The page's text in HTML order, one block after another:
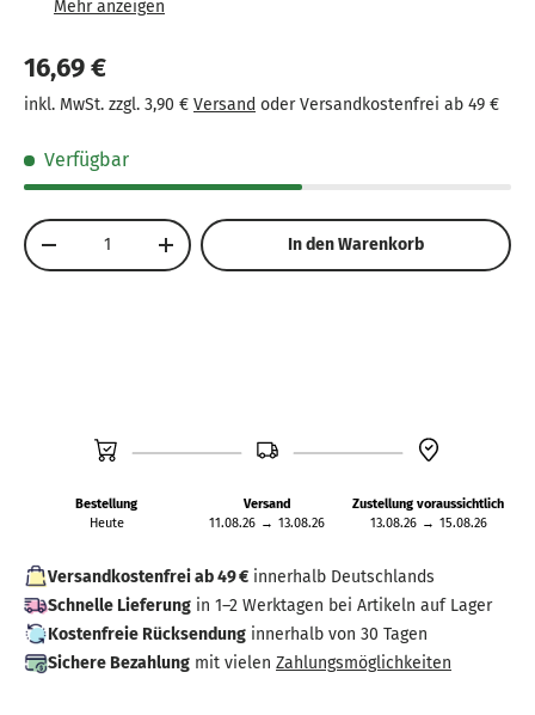
Lebensdauer.
Kompakte Größe von 27,9 x 27,9 cm, ideal für den
Tisch zu Hause.
Entwicklung von Geduld und Taktik.
16,69 €
inkl. MwSt. zzgl. 3,90 € Versand oder Versandkostenfrei ab 49 €
Verfügbar
Anzahl
-
+ In den Warenkorb
Bestellung
Heute
Versand
11.08.26 → 13.08.26
Zustellung voraussichtlich
13.08.26 → 15.08.26
Versandkostenfrei ab 49 € innerhalb Deutschlands
Schnelle Lieferung in 1–2 Werktagen bei Artikeln auf Lager
Kostenfreie Rücksendung innerhalb von 30 Tagen
Sichere Bezahlung mit vielen Zahlungsmöglichkeiten